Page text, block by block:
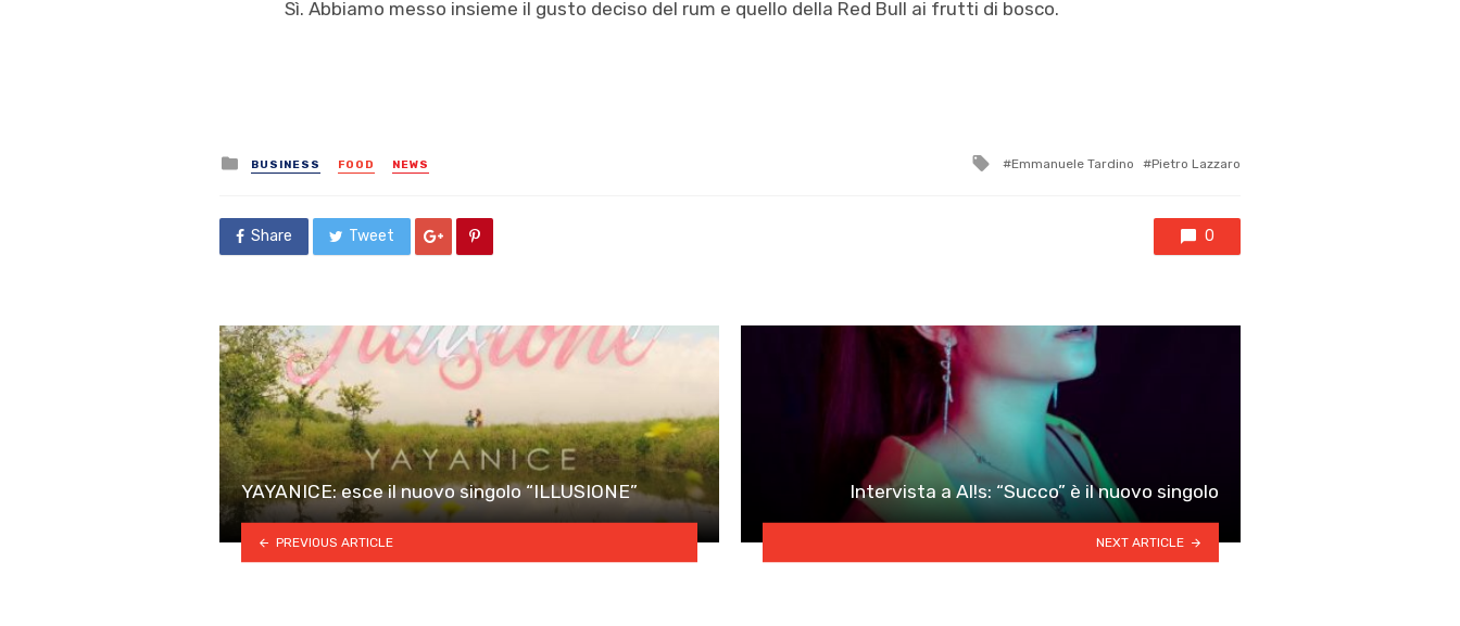
Sì. Abbiamo messo insieme il gusto deciso del rum e quello della Red Bull ai frutti di bosco.
Posted
in
BUSINESS FOOD NEWS
Tagged
Emmanuele Tardino Pietro Lazzaro
Share Tweet 0
YAYANICE: esce il nuovo singolo “ILLUSIONE”
PREVIOUS ARTICLE
Intervista a Al!s: “Succo” è il nuovo singolo
NEXT ARTICLE